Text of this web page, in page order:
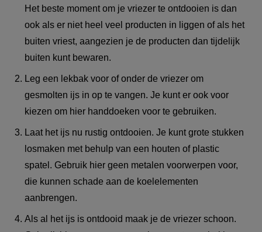
Het beste moment om je vriezer te ontdooien is dan
ook als er niet heel veel producten in liggen of als het
buiten vriest, aangezien je de producten dan tijdelijk
buiten kunt bewaren.
Leg een lekbak voor of onder de vriezer om
gesmolten ijs in op te vangen. Je kunt er ook voor
kiezen om hier handdoeken voor te gebruiken.
Laat het ijs nu rustig ontdooien. Je kunt grote stukken
losmaken met behulp van een houten of plastic
spatel. Gebruik hier geen metalen voorwerpen voor,
die kunnen schade aan de koelelementen
aanbrengen.
Als al het ijs is ontdooid maak je de vriezer schoon.